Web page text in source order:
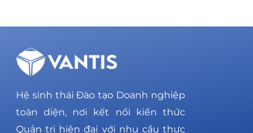
Hệ sinh thái Đào tạo Doanh nghiệp
toàn diện, nơi kết nối kiến thức
Quản trị hiện đại với nhu cầu thực